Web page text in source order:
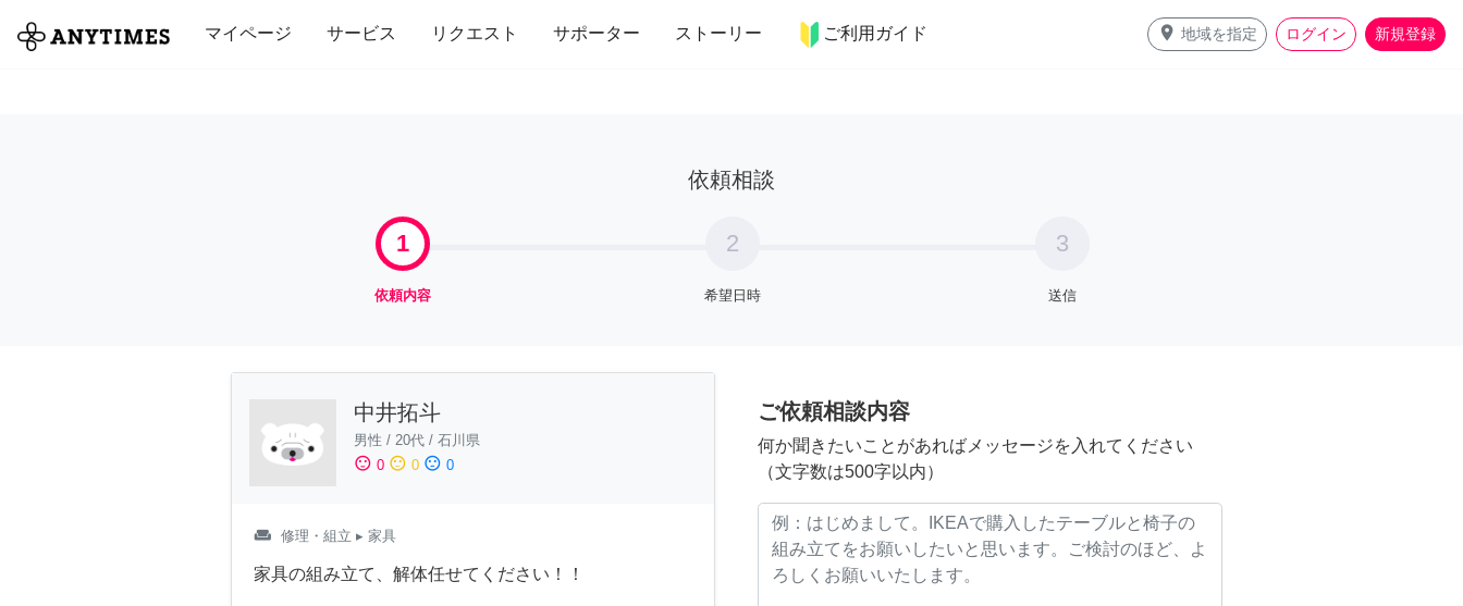
マイページ サービス リクエスト サポーター ストーリー ご利用ガイド place 地域を指定 ログイン 新規登録
全て 修理・組立 家事 引っ越し インテリア 趣味・習い事 ペット 料理
依頼相談
1
依頼内容
2
希望日時
3
送信
中井拓斗
男性 / 20代 / 石川県
sentiment_satisfied 0 sentiment_neutral 0 sentiment_dissatisfied 0
weekend 修理・組立 ▸ 家具
家具の組み立て、解体任せてください！！
ご依頼相談内容
何か聞きたいことがあればメッセージを入れてください
（文字数は500字以内）